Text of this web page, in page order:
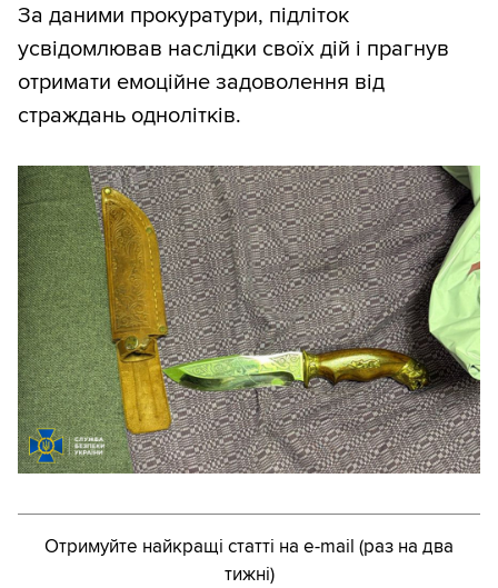
За даними прокуратури, підліток
усвідомлював наслідки своїх дій і прагнув
отримати емоційне задоволення від
страждань однолітків.
Отримуйте найкращі статті на e-mail (раз на два
тижні)